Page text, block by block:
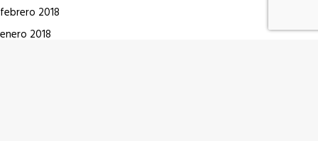
febrero 2018
enero 2018